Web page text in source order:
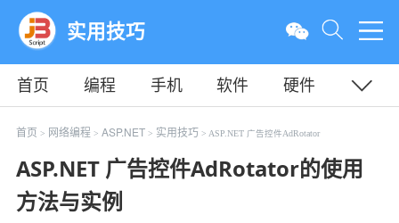
实用技巧
首页 编程 手机 软件
硬件
教程
平面 服务器
首页 > 网络编程 > ASP.NET > 实用技巧 > ASP.NET 广告控件AdRotator
ASP.NET 广告控件AdRotator的使用
方法与实例